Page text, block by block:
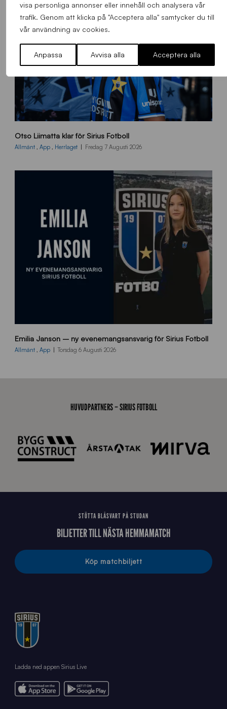
visa personliga annonser eller innehåll och analysera vår
trafik. Genom att klicka på "Acceptera alla" samtycker du till
vår användning av cookies.
Anpassa Avvisa alla Acceptera alla
L
_
Otso Liimatta klar för Sirius Fotboll
Allmänt App Herrlaget Fredag 7 Augusti 2026
0
0
Emilia Janson – ny evenemangsansvarig för Sirius Fotboll
Allmänt , App Torsdag 6 Augusti 2026
HUVUDPARTNERS – SIRIUS FOTBOLL
STÖTTA BLÅSVART PÅ STUDAN
BILJETTER TILL NÄSTA HEMMAMATCH
Köp matchbiljett
Ladda ned appen Sirius Live